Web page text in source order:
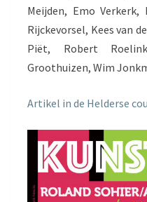
Meijden, Emo
Rijckevorsel, Kees van
Piët, Robert
Groothuizen, Wim
Artikel in de Helderse